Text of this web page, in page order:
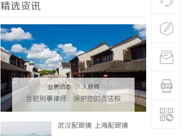
精选资讯
业界动态 | 人脉网
合肥刑事律师：保护您的合法权
武汉配眼镜 上海配眼镜